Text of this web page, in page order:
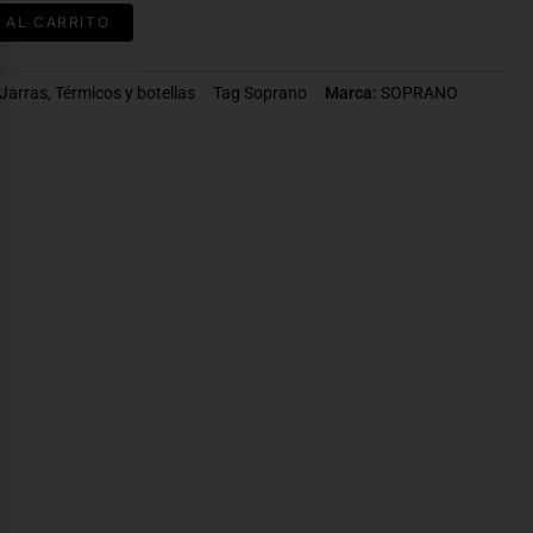
AL CARRITO
Jarras, Térmicos y botellas Tag Soprano Marca: SOPRANO